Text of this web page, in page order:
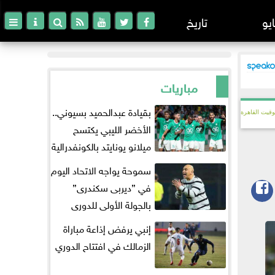
تاريخ
القاهرة
مباريات
بقيادة عبدالحميد بسيوني..
الأخضر الليبي يكتسح
ميلانو يونايتد بالكونفدرالية
سموحة يواجه الاتحاد اليوم
في ”ديربى سكندرى”
بالجولة الأولى للدورى
إنبي يرفض إذاعة مباراة
الزمالك في افتتاح الدوري